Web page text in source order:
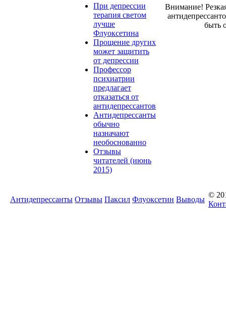
При депрессии
терапия светом
лучше
Флуоксетина
Прощение других
может защитить
от депрессии
Профессор
психиатрии
предлагает
отказаться от
антидепрессантов
Антидепрессанты
обычно
назначают
необоснованно
Отзывы
читателей (июнь
2015)
Внимание!
быть
Антидепрессанты Отзывы Паксил Флуоксетин Выводы
©